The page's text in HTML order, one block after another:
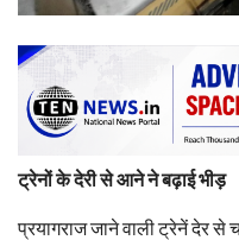
ट्रेनों के देरी से आने ने बढ़ाई भीड़
प्रयागराज जाने वाली ट्रेनें देर